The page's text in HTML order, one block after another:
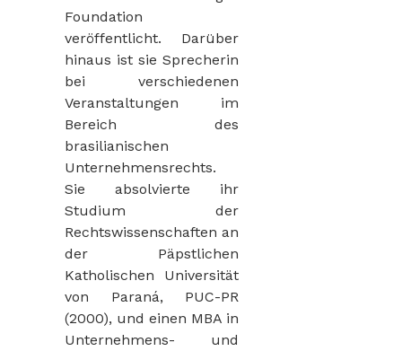
Foundation
veröffentlicht. Darüber
hinaus ist sie Sprecherin
bei verschiedenen
Veranstaltungen im
Bereich des
brasilianischen
Unternehmensrechts.
Sie absolvierte ihr
Studium der
Rechtswissenschaften an
der Päpstlichen
Katholischen Universität
von Paraná, PUC-PR
(2000), und einen MBA in
Unternehmens- und